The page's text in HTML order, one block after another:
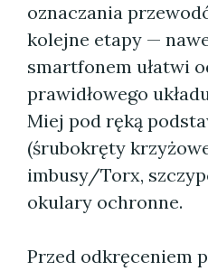
oznaczania
kolejne etapy —
smartfonem ułatwi
prawidłowego
Miej pod ręką
(śrubokręty
imbusy/Torx,
okulary ochronne.
Przed odkręceniem